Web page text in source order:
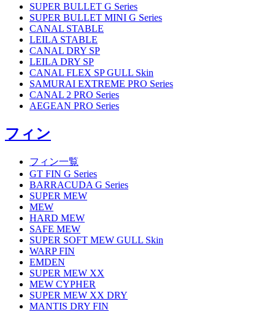
SUPER BULLET G Series
SUPER BULLET MINI G Series
CANAL STABLE
LEILA STABLE
CANAL DRY SP
LEILA DRY SP
CANAL FLEX SP GULL Skin
SAMURAI EXTREME PRO Series
CANAL 2 PRO Series
AEGEAN PRO Series
フィン
フィン一覧
GT FIN G Series
BARRACUDA G Series
SUPER MEW
MEW
HARD MEW
SAFE MEW
SUPER SOFT MEW GULL Skin
WARP FIN
EMDEN
SUPER MEW XX
MEW CYPHER
SUPER MEW XX DRY
MANTIS DRY FIN